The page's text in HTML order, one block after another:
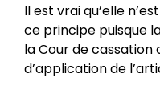
Il est vrai qu’elle
ce principe puisque
la Cour de
d’application de